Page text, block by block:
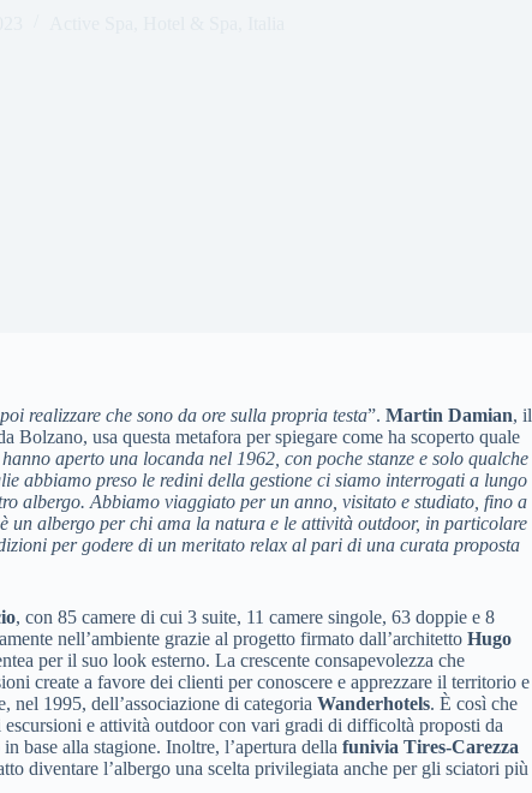
realizzare che sono da ore sulla propria testa”. Martin Damian, il
usa questa metafora per spiegare come ha scoperto quale
aperto una locanda nel 1962, con poche stanze e solo qualche
abbiamo preso le redini della gestione ci siamo interrogati a lungo
albergo. Abbiamo viaggiato per un anno, visitato e studiato, fino a
un albergo per chi ama la natura e le attività outdoor, in particolare
per godere di un meritato relax al pari di una curata proposta
, con 85 camere di cui 3 suite, 11 camere singole, 63 doppie e 8
nell’ambiente grazie al progetto firmato dall’architetto Hugo
per il suo look esterno. La crescente consapevolezza che
create a favore dei clienti per conoscere e apprezzare il territorio e
nel 1995, dell’associazione di categoria Wanderhotels. È così che
e attività outdoor con vari gradi di difficoltà proposti da
base alla stagione. Inoltre, l’apertura della funivia Tires-Carezza
diventare l’albergo una scelta privilegiata anche per gli sciatori più